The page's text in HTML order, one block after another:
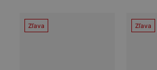
Zľava Zľava